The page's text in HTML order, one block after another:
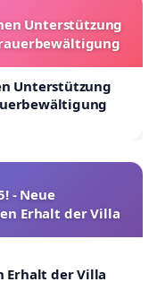
Unterstützung
Unterstützung
- Neue
Erhalt der Villa
Erhalt der Villa